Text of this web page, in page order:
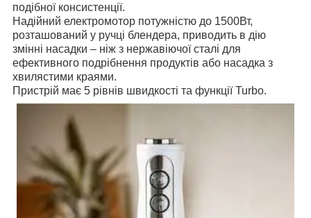
подібної консистенції.
Надійний електромотор потужністю до 1500Вт,
розташований у ручці блендера, приводить в дію
змінні насадки – ніж з нержавіючої сталі для
ефективного подрібнення продуктів або насадка з
хвилястими краями.
Пристрій має 5 рівнів швидкості та функції Turbo.